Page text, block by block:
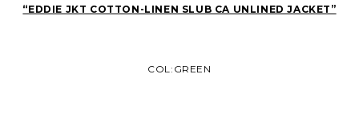
“EDDIE JKT COTTON-LINEN SLUB CA UNLINED JACKET”
COL:GREEN